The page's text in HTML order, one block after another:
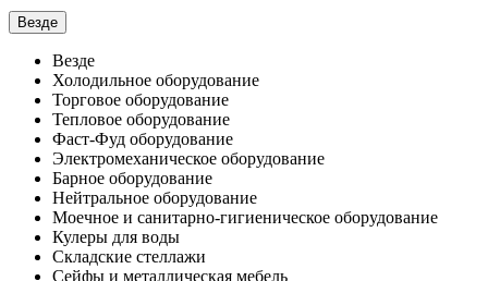
Везде
Везде
Холодильное оборудование
Торговое оборудование
Тепловое оборудование
Фаст-Фуд оборудование
Электромеханическое оборудование
Барное оборудование
Нейтральное оборудование
Моечное и санитарно-гигиеническое оборудование
Кулеры для воды
Складские стеллажи
Сейфы и металлическая мебель